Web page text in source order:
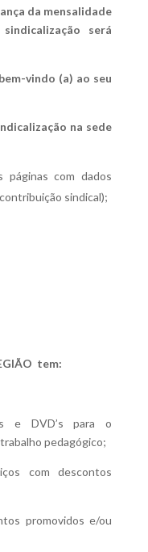
da mensalidade
será
vindo (a) ao seu
na sede
páginas com dados
sindical);
tem:
e DVD’s para o
pedagógico;
com descontos
promovidos e/ou